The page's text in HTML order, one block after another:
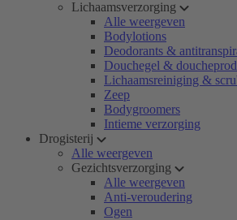
Lichaamsverzorging
Alle weergeven
Bodylotions
Deodorants &
Douchegel &
Lichaamsreiniging &
Zeep
Bodygroomers
Intieme verzorging
Drogisterij
Alle weergeven
Gezichtsverzorging
Alle weergeven
Anti-veroudering
Ogen